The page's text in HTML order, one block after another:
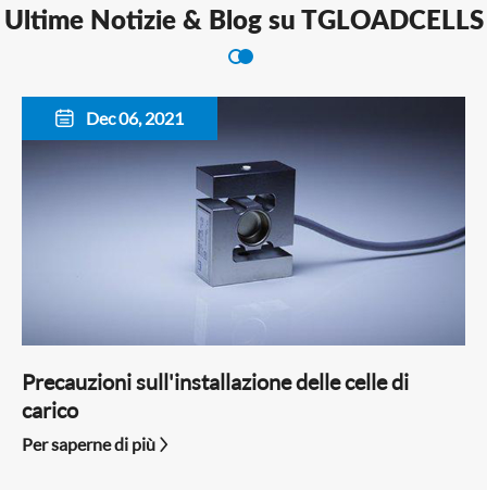
Ultime Notizie & Blog su TGLOADCELLS
 Dec 06, 2021
Precauzioni sull'installazione delle celle di
carico
Per saperne di più